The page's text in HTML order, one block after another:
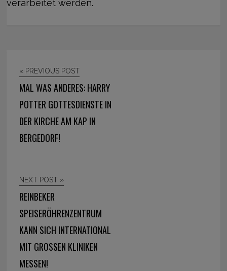
verarbeitet werden.
« PREVIOUS POST
MAL WAS ANDERES: HARRY
POTTER GOTTESDIENSTE IN
DER KIRCHE AM KAP IN
BERGEDORF!
NEXT POST »
REINBEKER
SPEISERÖHRENZENTRUM
KANN SICH INTERNATIONAL
MIT GROSSEN KLINIKEN M
ESSEN!